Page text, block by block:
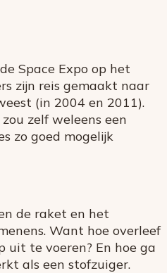
Space Expo op het
zijn reis gemaakt naar
(in 2004 en 2011).
zelf weleens een
zo goed mogelijk
de raket en het
Want hoe overleef
uit te voeren? En hoe ga
als een stofzuiger.